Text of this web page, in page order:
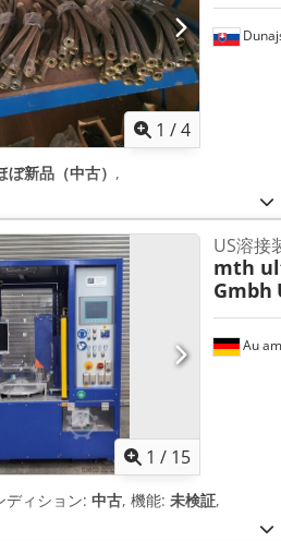
1 /4
ぼ新品（中古） ,
1 / 15
Au
US溶接
mth
Gmbh
ディション: 中古, 機能: 未検証,